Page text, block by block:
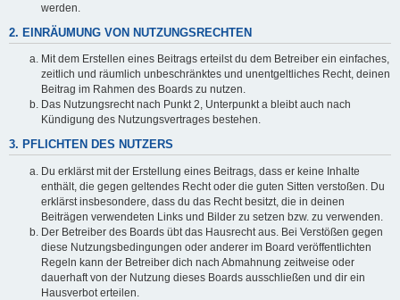
werden.
2. EINRÄUMUNG VON NUTZUNGSRECHTEN
Mit dem Erstellen eines Beitrags erteilst du dem Betreiber ein einfaches,
zeitlich und räumlich unbeschränktes und unentgeltliches Recht, deinen
Beitrag im Rahmen des Boards zu nutzen.
Das Nutzungsrecht nach Punkt 2, Unterpunkt a bleibt auch nach
Kündigung des Nutzungsvertrages bestehen.
3. PFLICHTEN DES NUTZERS
Du erklärst mit der Erstellung eines Beitrags, dass er keine Inhalte
enthält, die gegen geltendes Recht oder die guten Sitten verstoßen. Du
erklärst insbesondere, dass du das Recht besitzt, die in deinen
Beiträgen verwendeten Links und Bilder zu setzen bzw. zu verwenden.
Der Betreiber des Boards übt das Hausrecht aus. Bei Verstößen gegen
diese Nutzungsbedingungen oder anderer im Board veröffentlichten
Regeln kann der Betreiber dich nach Abmahnung zeitweise oder
dauerhaft von der Nutzung dieses Boards ausschließen und dir ein
Hausverbot erteilen.